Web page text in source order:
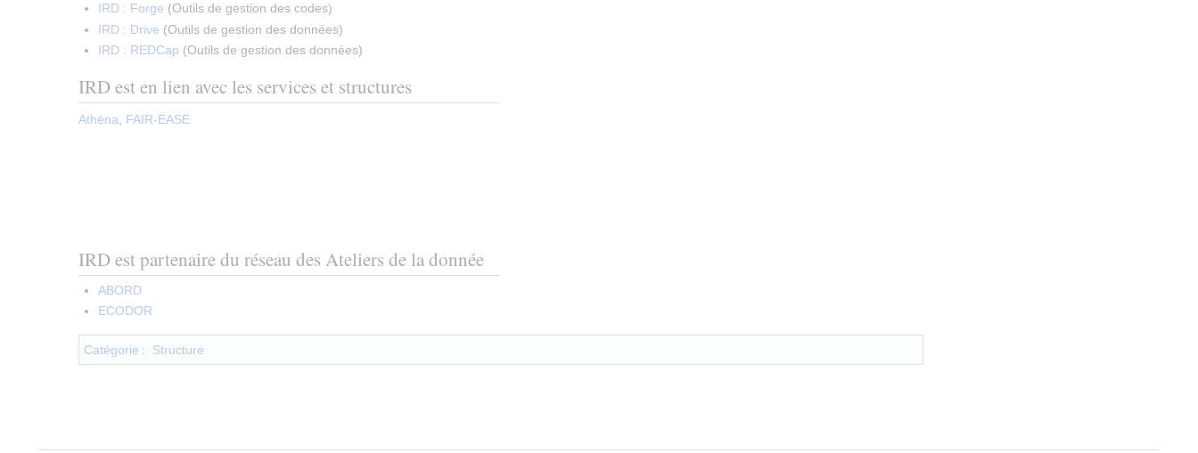
IRD : Forge (Outils de gestion des codes)
IRD : Drive (Outils de gestion des données)
IRD : REDCap (Outils de gestion des données)
IRD est en lien avec les services et structures
Athéna FAIR-EASE
IRD est partenaire du réseau des Ateliers de la donnée
ABORD
ECODOR
Catégorie : Structure